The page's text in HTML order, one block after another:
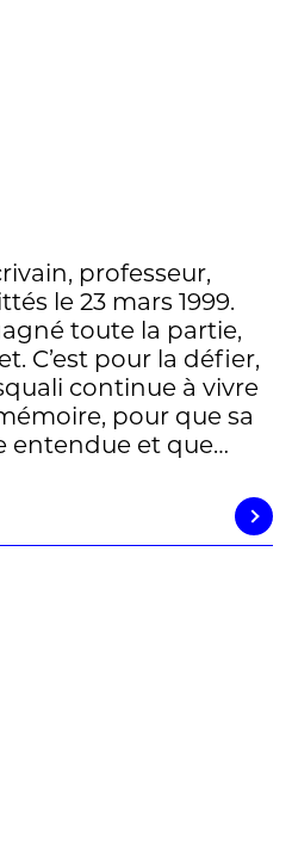
professeur,
le 23 mars 1999.
toute la partie,
C’est pour la défier,
continue à vivre
pour que sa
entendue et que…